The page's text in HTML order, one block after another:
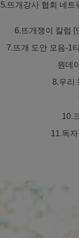
5.뜨개강사 협회 네트
6.뜨개쟁이 칼럼 [
7.뜨개 도안 모음-1
원데
8.우리
10.
11.독